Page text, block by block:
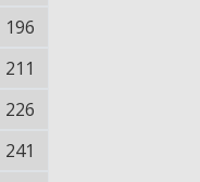
196
211
226
241